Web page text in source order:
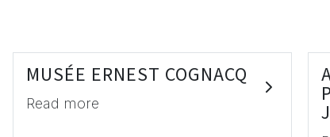
MUSÉE ERNEST COGNACQ
Read more